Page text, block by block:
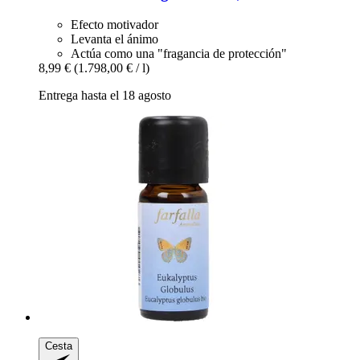
Efecto motivador
Levanta el ánimo
Actúa como una "fragancia de protección"
8,99 € (1.798,00 € / l)
Entrega hasta el 18 agosto
Cesta